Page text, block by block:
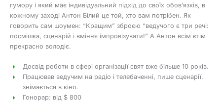
гумору і який має індивідуальний підхід до своїх обов’язків, в
кожному заході Антон Білий це той, хто вам потрібен. Як
говорить сам шоумен: “Кращим” зброєю “ведучого є три речі:
посмішка, сценарій і вміння імпровізувати!” А Антон всім єтім
прекрасно володіє.
Досвід роботи в сфері організації свят вже більше 10 років.
Працював ведучим на радіо і телебаченні, пише сценарії,
знімається в кіно.
Гонорар: від $ 800